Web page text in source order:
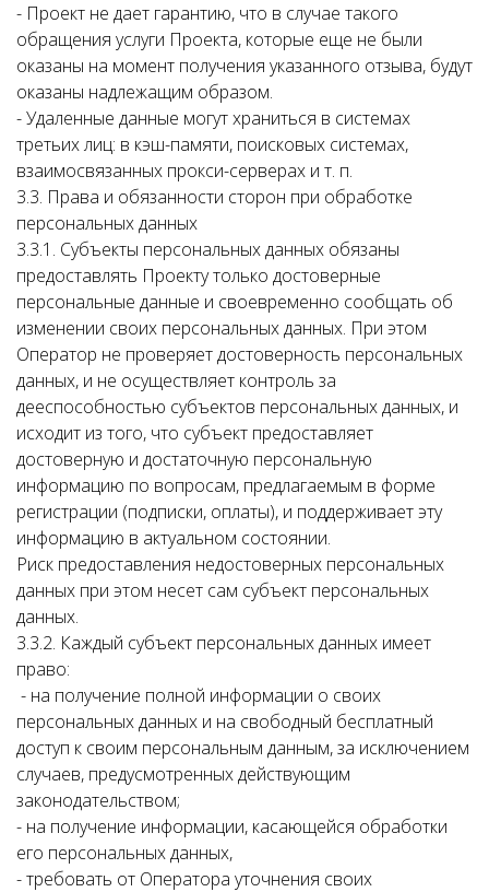
- Проект не дает гарантию, что в случае такого
обращения услуги Проекта, которые еще не были
оказаны на момент получения указанного отзыва, будут
оказаны надлежащим образом.
- Удаленные данные могут храниться в системах
третьих лиц: в кэш-памяти, поисковых системах,
взаимосвязанных прокси-серверах и т. п.
3.3. Права и обязанности сторон при обработке
персональных данных
3.3.1. Субъекты персональных данных обязаны
предоставлять Проекту только достоверные
персональные данные и своевременно сообщать об
изменении своих персональных данных. При этом
Оператор не проверяет достоверность персональных
данных, и не осуществляет контроль за
дееспособностью субъектов персональных данных, и
исходит из того, что субъект предоставляет
достоверную и достаточную персональную
информацию по вопросам, предлагаемым в форме
регистрации (подписки, оплаты), и поддерживает эту
информацию в актуальном состоянии.
Риск предоставления недостоверных персональных
данных при этом несет сам субъект персональных
данных.
3.3.2. Каждый субъект персональных данных имеет
право:
- на получение полной информации о своих
персональных данных и на свободный бесплатный
доступ к своим персональным данным, за исключением
случаев, предусмотренных действующим
законодательством;
- на получение информации, касающейся обработки
его персональных данных,
- требовать от Оператора уточнения своих